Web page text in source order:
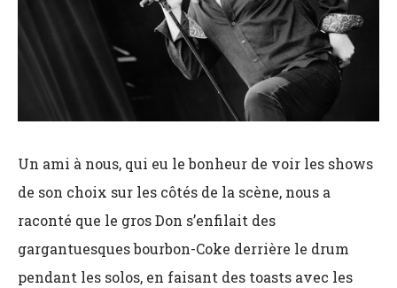
Un ami à nous, qui eu le bonheur de voir les shows
de son choix sur les côtés de la scène, nous a
raconté que le gros Don s’enfilait des
gargantuesques bourbon-Coke derrière le drum
pendant les solos, en faisant des toasts avec les